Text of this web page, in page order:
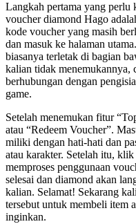
Langkah pertama yang perlu
voucher diamond Hago
kode voucher yang masih
dan masuk ke halaman
biasanya terletak di bagian
kalian tidak menemukannya,
berhubungan dengan
game.
Setelah menemukan fitur
atau “Redeem Voucher”.
miliki dengan hati-hati dan
atau karakter. Setelah itu,
memproses penggunaan
selesai dan diamond akan
kalian. Selamat! Sekarang
tersebut untuk membeli item
inginkan.